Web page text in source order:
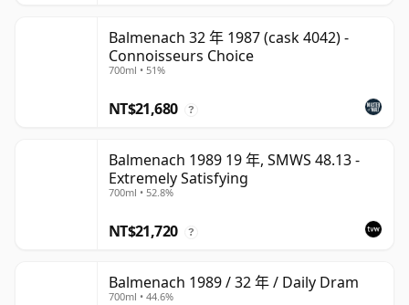
Balmenach 32 年 1987 (cask 4042) -
Connoisseurs Choice
700ml • 51%
NT$21,680 ?
Balmenach 1989 19 年, SMWS 48.13 -
Extremely Satisfying
700ml • 52.8%
NT$21,720 ?
Balmenach 1989 / 32 年 / Daily Dram
700ml • 44.6%